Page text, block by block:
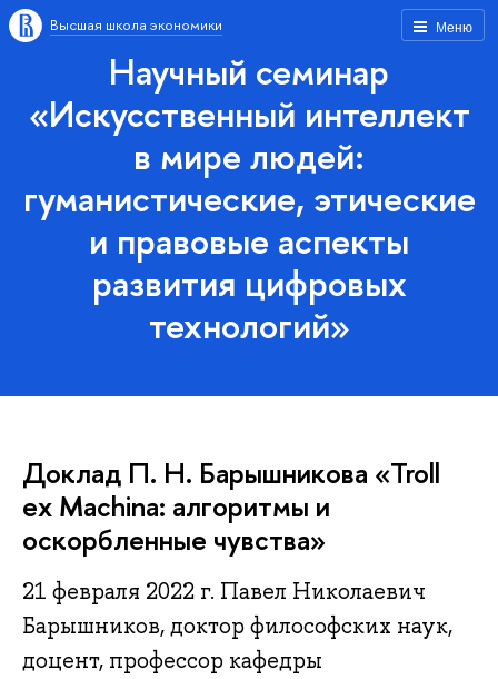
Меню
Высшая школа экономики
Научный семинар
«Искусственный интеллект
в мире людей:
гуманистические, этические
и правовые аспекты
развития цифровых
технологий»
Доклад П. Н. Барышникова «Troll
ex Machina: алгоритмы и
оскорбленные чувства»
21 февраля 2022 г. Павел Николаевич
Барышников, доктор философских наук,
доцент, профессор кафедры